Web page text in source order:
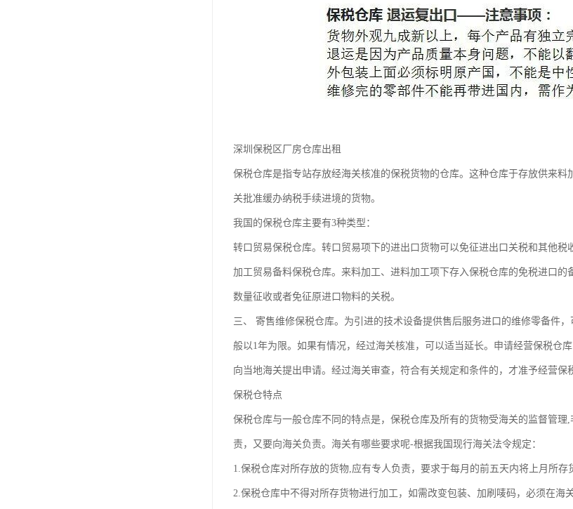
深圳保税区厂房仓库出租
保税仓库是指专站存放经海关核准的保税货物的仓库。这种仓库于存放供来
关批准缓办纳税手续进境的货物。
我国的保税仓库主要有3种类型：
转口贸易保税仓库。转口贸易项下的进出口货物可以免征进出口关税和其他
加工贸易备料保税仓库。来料加工、进料加工项下存入保税仓库的免税进口
数量征收或者免征原进口物料的关税。
三、 寄售维修保税仓库。为引进的技术设备提供售后服务进口的维修零备件
般以1年为限。如果有情况，经过海关核准，可以适当延长。申请经营保税仓
向当地海关提出申请。经过海关审查，符合有关规定和条件的，才准予经营保
保税仓特点
保税仓库与一般仓库不同的特点是，保税仓库及所有的货物受海关的监督管
责，又要向海关负责。海关有哪些要求呢-根据我国现行海关法令规定：
1.保税仓库对所存放的货物,应有专人负责，要求于每月的前五天内将上月所
2.保税仓库中不得对所存货物进行加工，如需改变包装、加刷唛码，必须在海